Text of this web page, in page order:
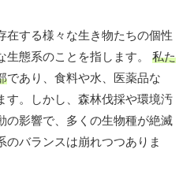
在する様々な生き物たちの個性
生態系のことを指します。 私た
であり、食料や水、医薬品な
す。しかし、森林伐採や環境汚
の影響で、多くの生物種が絶滅
のバランスは崩れつつありま